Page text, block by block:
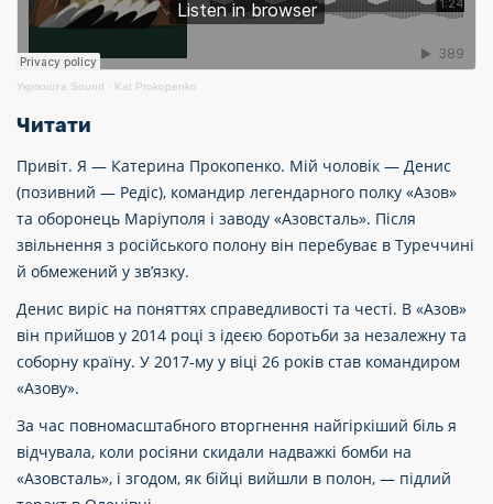
Укрпошта Sound · Kat Prokopenko
Читати
Привіт. Я — Катерина Прокопенко. Мій чоловік — Денис
(позивний — Редіс), командир легендарного полку «Азов»
та оборонець Маріуполя і заводу «Азовсталь». Після
звільнення з російського полону він перебуває в Туреччині
й обмежений у звʼязку.
Денис виріс на поняттях справедливості та честі. В «Азов»
він прийшов у 2014 році з ідеєю боротьби за незалежну та
соборну країну. У 2017-му у віці 26 років став командиром
«Азову».
За час повномасштабного вторгнення найгіркіший біль я
відчувала, коли росіяни скидали надважкі бомби на
«Азовсталь», і згодом, як бійці вийшли в полон, — підлий